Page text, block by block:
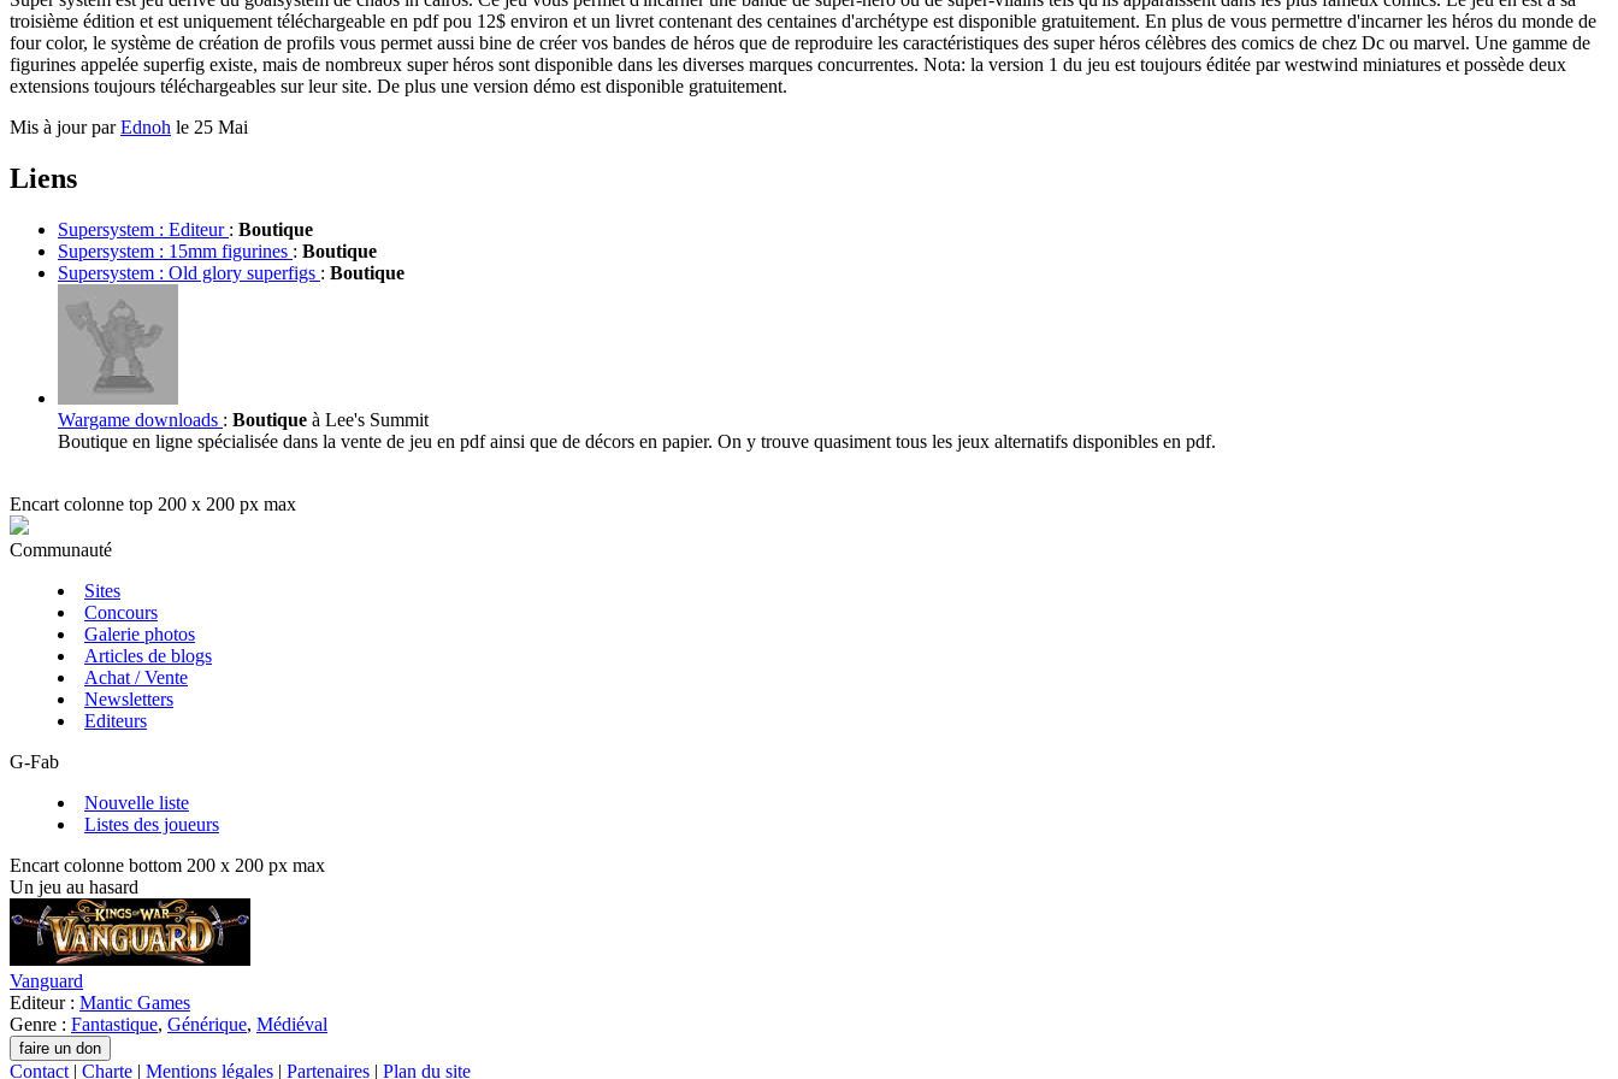
troisième édition et est uniquement téléchargeable en pdf pou 12$ environ et un livret contenant des centaines d'archétype est disponible gratuitement. En plus de vous permettre d'incarner les héros du monde de
four color, le système de création de profils vous permet aussi bine de créer vos bandes de héros que de reproduire les caractéristiques des super héros célèbres des comics de chez Dc ou marvel. Une gamme de
figurines appelée superfig existe, mais de nombreux super héros sont disponible dans les diverses marques concurrentes. Nota: la version 1 du jeu est toujours éditée par westwind miniatures et possède deux
extensions toujours téléchargeables sur leur site. De plus une version démo est disponible gratuitement.
Mis à jour parEdnoh le 25 Mai
Liens
Supersystem : Editeur : Boutique
Supersystem : 15mm figurines : Boutique
Supersystem : Old glory superfigs : Boutique
Wargame downloads : Boutique à Lee's Summit
Boutique en ligne spécialisée dans la vente de jeu en pdf ainsi que de décors en papier. On y trouve quasiment tous les jeux alternatifs disponibles en pdf.
Encart colonne top 200 x 200 px max
Communauté
Sites
Concours
Galerie photos
Articles de blogs
Achat / Vente
Newsletters
Editeurs
G-Fab
Nouvelle liste
Listes des joueurs
Encart colonne bottom 200 x 200 px max
Un jeu au hasard
Vanguard
Editeur : Mantic Games
Genre : Fantastique, Générique, Médiéval
Contact | Charte | Mentions légales | Partenaires | Plan du site